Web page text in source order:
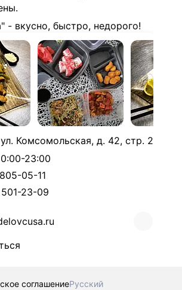
- вкусно, быстро, недорого!
ул. Комсомольская, д. 42, стр. 2
23:00
05-11
23-09
соглашениеРусский